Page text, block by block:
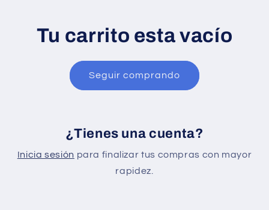
Tu carrito esta vacío
Seguir comprando
¿Tienes una cuenta?
Inicia sesión para finalizar tus compras con mayor
rapidez.